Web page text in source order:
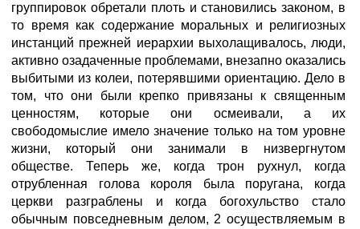
группировок обретали плоть и становились законом, в
то время как содержание моральных и религиозных
инстанций прежней иерархии выхолащивалось, люди,
активно озадаченные проблемами, внезапно оказались
выбитыми из колеи, потерявшими ориентацию. Дело в
том, что они были крепко привязаны к священным
ценностям, которые они осмеивали, а их
свободомыслие имело значение только на том уровне
жизни, который они занимали в низвергнутом
обществе. Теперь же, когда трон рухнул, когда
отрубленная голова короля была поругана, когда
церкви разграблены и когда богохульство стало
обычным повседневным делом, 2 осуществляемым в